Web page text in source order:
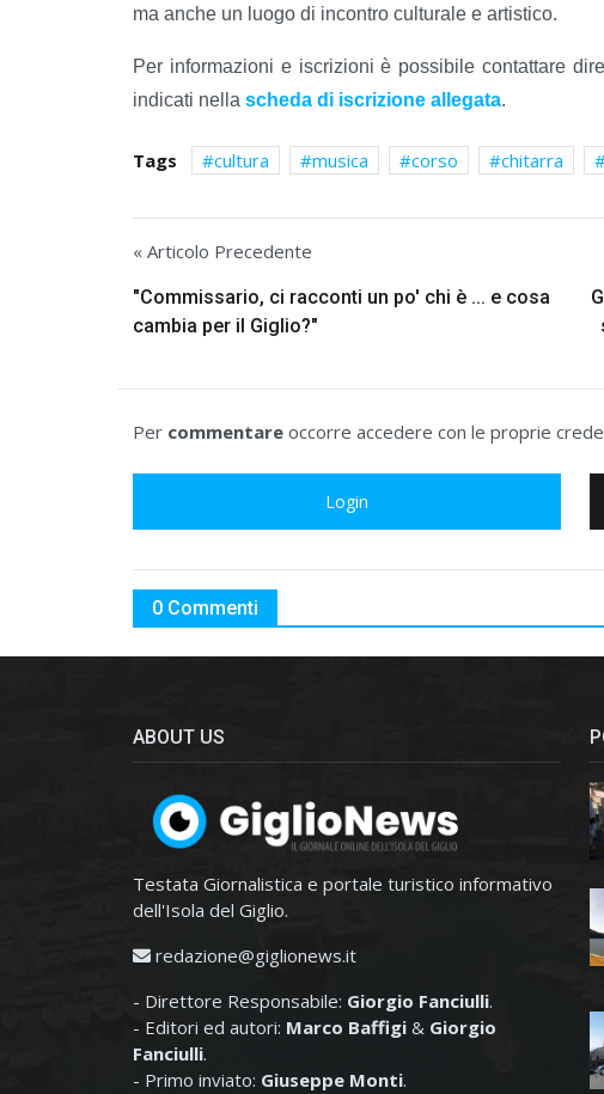
ma anche un luogo di incontro culturale e artistico.
Per informazioni e iscrizioni è possibile contattare
indicati nella scheda di iscrizione allegata.
Tags cultura musica corso chitarra
« Articolo Precedente
"Commissario, ci racconti un po' chi è ... e cosa
cambia per il Giglio?"
Per commentare occorre accedere con le proprie
Login
0 Commenti
ABOUT US
Testata Giornalistica e portale turistico informativo
dell'Isola del Giglio.
redazione@giglionews.it
- Direttore Responsabile: Giorgio Fanciulli.
- Editori ed autori: Marco Baffigi & Giorgio
Fanciulli.
- Primo inviato: Giuseppe Monti.